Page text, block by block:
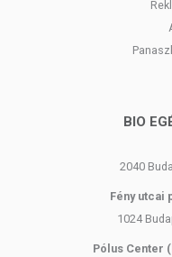
BIO
2040
Fény utcai
1024
Pólus Center